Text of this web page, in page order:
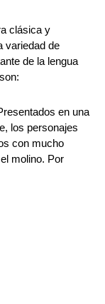
clásica y
variedad de
de la lengua
en una
los personajes
con mucho
molino. Por